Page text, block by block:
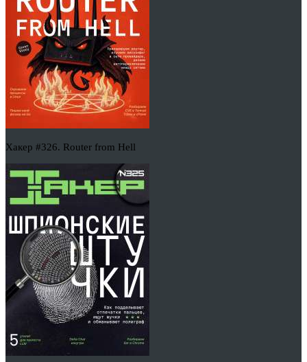
Хакер #326. Router from Hell